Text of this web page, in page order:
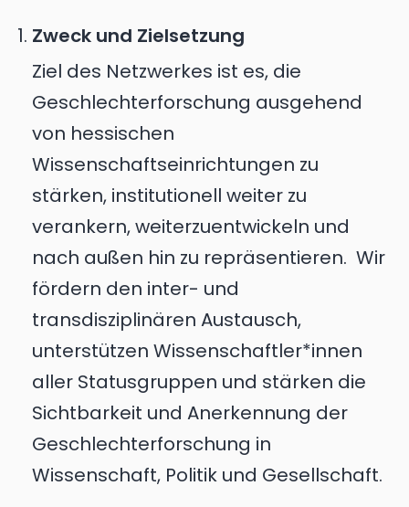
Zweck und Zielsetzung
Ziel des Netzwerkes ist es, die
Geschlechterforschung ausgehend
von hessischen
Wissenschaftseinrichtungen zu
stärken, institutionell weiter zu
verankern, weiterzuentwickeln und
nach außen hin zu repräsentieren. Wir
fördern den inter- und
transdisziplinären Austausch,
unterstützen Wissenschaftler*innen
aller Statusgruppen und stärken die
Sichtbarkeit und Anerkennung der
Geschlechterforschung in
Wissenschaft, Politik und Gesellschaft.